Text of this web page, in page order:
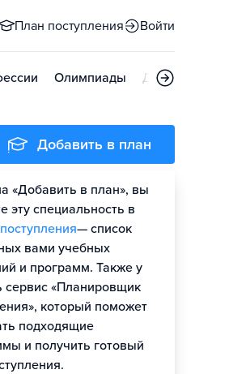
План поступления Войти
Олимпиады Дни открытых
Добавить в план
«Добавить в план», вы
эту специальность в
— список
вами учебных
и программ. Также у
сервис «Планировщик
который поможет
подходящие
и получить готовый